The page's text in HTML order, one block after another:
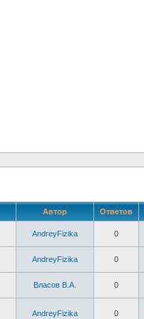
Автор Ответов
AndreyFizika 0
AndreyFizika 0
Власов В.А. 0
AndreyFizika 0